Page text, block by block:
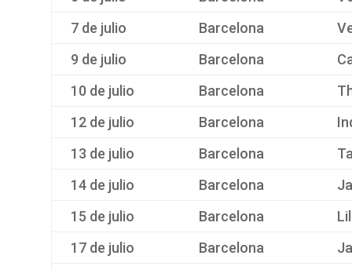
7 de julio
Barcelona
9 de julio
Barcelona
10 de julio
Barcelona
12 de julio
Barcelona
13 de julio
Barcelona
14 de julio
Barcelona
15 de julio
Barcelona
17 de julio
Barcelona